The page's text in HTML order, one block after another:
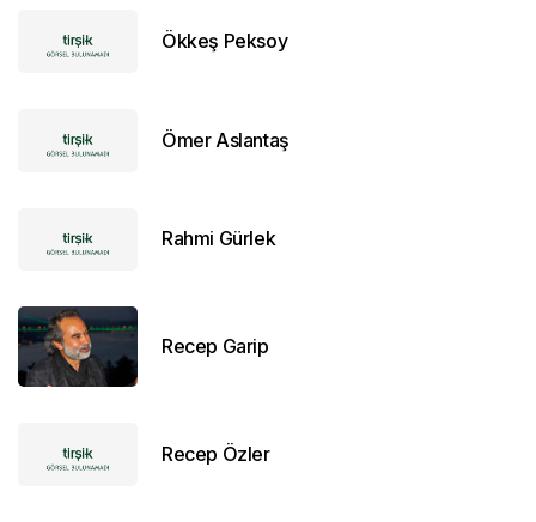
Ökkeş Peksoy
Ömer Aslantaş
Rahmi Gürlek
Recep Garip
Recep Özler